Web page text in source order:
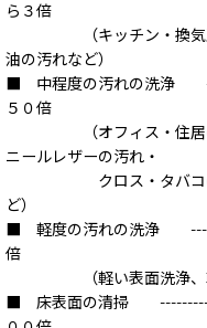
ら３倍
（キッチン・換気扇・
油の汚れなど）
■ 中程度の汚れの洗浄
５０倍
（オフィス・住居の汚
ニールレザーの汚れ・
クロス・タバコのヤ
ど）
■ 軽度の汚れの洗浄
倍
（軽い表面洗浄、軽い
■ 床表面の清掃